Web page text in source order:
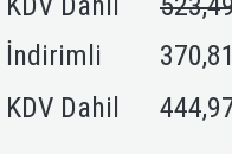
İndirimli
KDV Dahil